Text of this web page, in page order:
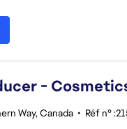
-
Way, Canada • Réf n°